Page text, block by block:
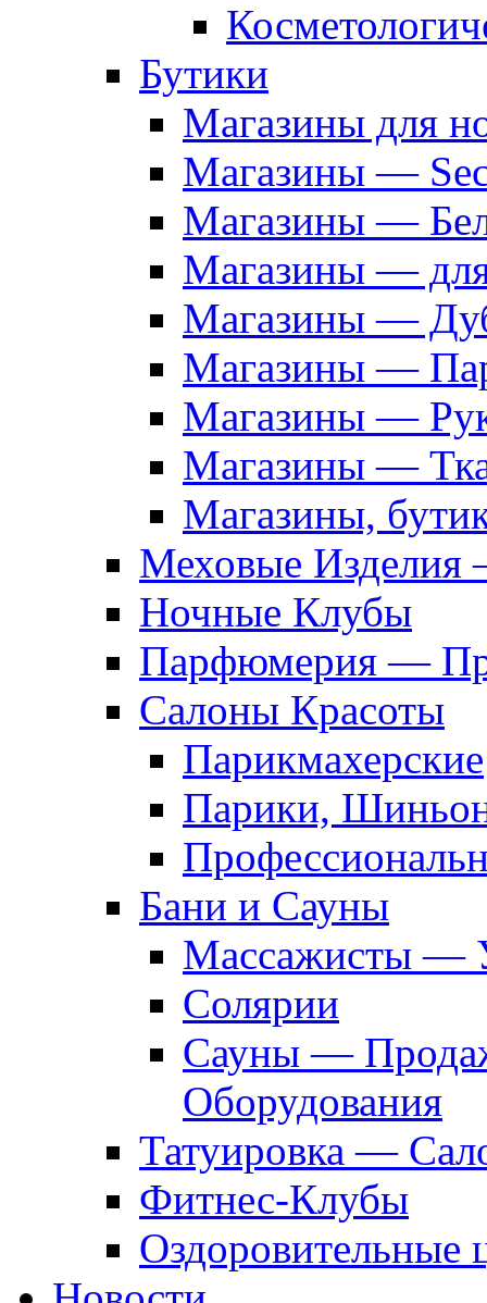
Бутики
Магазины для
Магазины —
Магазины —
Магазины —
Магазины —
Магазины —
Магазины —
Магазины —
Магазины,
Меховые Изделия
Ночные Клубы
Парфюмерия —
Салоны Красоты
Парикмахерские
Парики,
Бани и Сауны
Массажисты —
Солярии
Сауны —
Оборудования
Татуировка —
Фитнес-Клубы
Оздоровительные